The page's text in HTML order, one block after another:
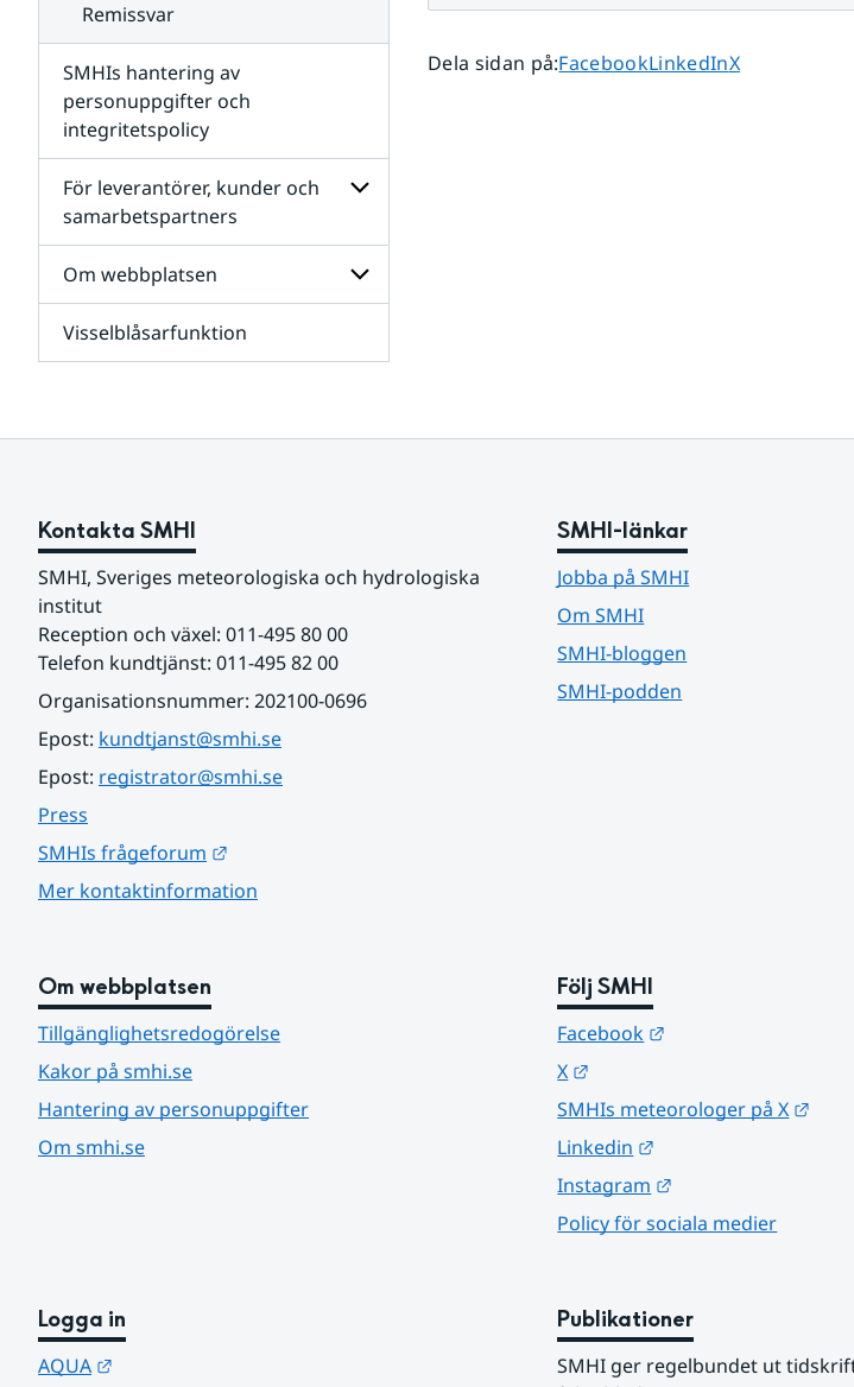
Remissvar
SMHIs hantering av
personuppgifter och
integritetspolicy
För leverantörer, kunder och
samarbetspartners
Undersidor
för
och
Om webbplatsen
för
Visselblåsarfunktion
Dela sidan på:Dela sidan på
FacebookDela sidan på
LinkedInDela sidan på
X
Kontakta SMHI
SMHI, Sveriges meteorologiska och hydrologiska
institut
Reception och växel: 011-495 80 00
Telefon kundtjänst: 011-495 82 00
Organisationsnummer: 202100-0696
Epost: kundtjanst@smhi.se
Epost: registrator@smhi.se
Press
SMHIs frågeforum
Mer kontaktinformation
SMHI-länkar
Jobba på SMHI
Om SMHI
SMHI-bloggen
SMHI-podden
Om webbplatsen
Tillgänglighetsredogörelse
Kakor på smhi.se
Hantering av personuppgifter
Om smhi.se
Följ SMHI
Facebook
X
SMHIs meteorologer på X
Linkedin
Instagram
Policy för sociala medier
Logga in
AQUA
Publikationer
SMHI ger regelbundet ut